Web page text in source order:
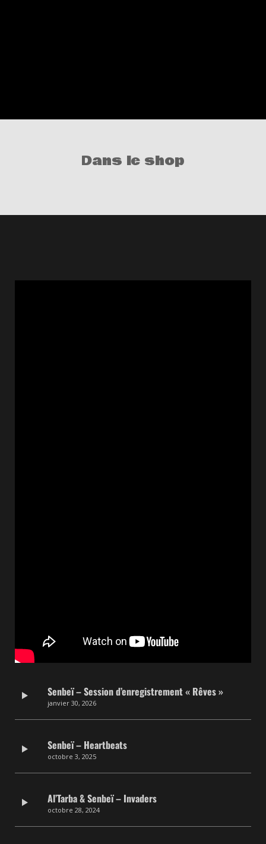
Dans le shop
Senbeï – Session d’enregistrement « Rêves »
janvier 30, 2026
Senbeï – Heartbeats
octobre 3, 2025
Al’Tarba & Senbeï – Invaders
octobre 28, 2024